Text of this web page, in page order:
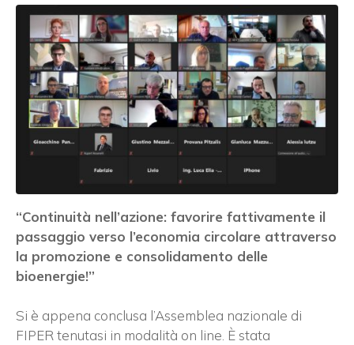
“Continuità nell’azione: favorire fattivamente il
passaggio verso l’economia circolare attraverso
la promozione e consolidamento delle
bioenergie!”
Si è appena conclusa l’Assemblea nazionale di
FIPER tenutasi in modalità on line. È stata